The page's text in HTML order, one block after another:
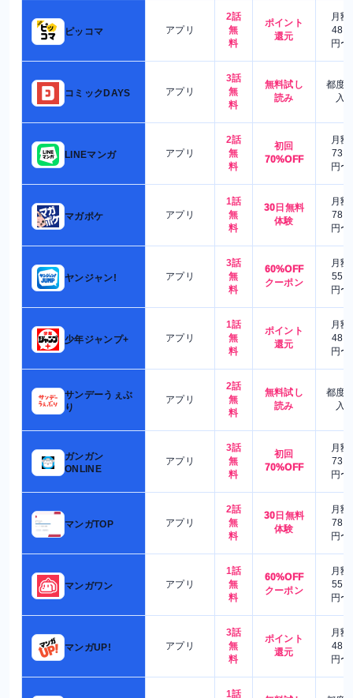
ピッコマ アプリ
2話
無
料
ポイント
還元
月額
480
円〜
コミックDAYS アプリ
3話
無
料
無料試し
読み
都度
入
LINEマンガ アプリ
2話
無
料
初回
70%OFF
月額
730
円〜
マガポケ アプリ
1話
無
料
30日無料
体験
月額
780
円〜
ヤンジャン! アプリ
3話
無
料
60%OFF
クーポン
月額
550
円〜
少年ジャンプ+ アプリ
1話
無
料
ポイント
還元
月額
480
円〜
サンデーうぇぶ
り
アプリ
2話
無
料
無料試し
読み
都度
入
ガンガン
ONLINE
アプリ
3話
無
料
初回
70%OFF
月額
730
円〜
マンガTOP アプリ
2話
無
料
30日無料
体験
月額
780
円〜
マンガワン アプリ
1話
無
料
60%OFF
クーポン
月額
550
円〜
マンガUP! アプリ
3話
無
料
ポイント
還元
月額
480
円〜
1話